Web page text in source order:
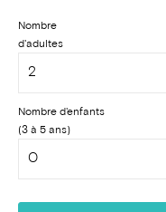
Nombre
d'adultes
Nombre d'enfants
(3 à 5 ans)